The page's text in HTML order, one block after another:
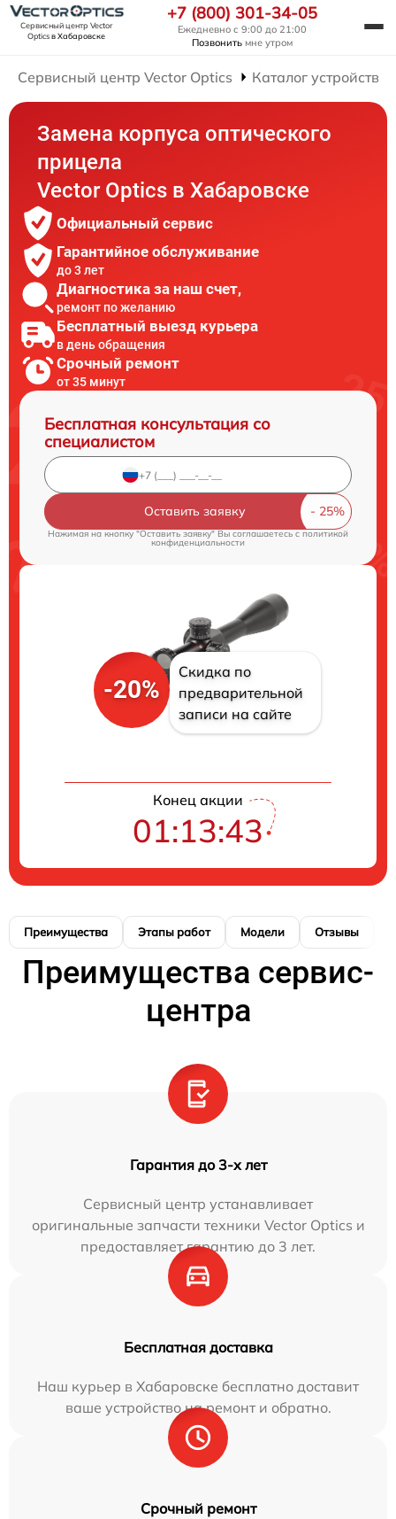
Сервисный центр Vector
Opticsв Хабаровске
+7 (800) 301-34-05
Ежедневно с 9:00 до 21:00
Позвонить мне утром
Сервисный центр Vector Optics Каталог устройств
Замена корпуса оптического
прицела
Vector Optics в Хабаровске
Официальный сервис
Гарантийное обслуживание
до 3 лет
Диагностика за наш счет,
ремонт по желанию
Бесплатный выезд курьера
в день обращения
Срочный ремонт
от 35 минут
Бесплатная консультация со
специалистом
Оставить заявку
Нажимая на кнопку "Оставить заявку" Вы соглашаетесь cполитикой
конфиденциальности
-20%
Скидка по
предварительной
записи на сайте
Конец акции
01:13:42
Преимущества Этапы работ Модели Отзывы
Преимущества сервис-
центра
Гарантия до 3-х лет
Сервисный центр устанавливает
оригинальные запчасти техники Vector Optics и
предоставляет гарантию до 3 лет.
Бесплатная доставка
Наш курьер в Хабаровске бесплатно доставит
ваше устройство на ремонт и обратно.
Срочный ремонт